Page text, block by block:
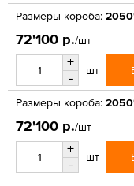
Размеры короба:
72'100 р./шт
+
-
шт
Размеры короба:
72'100 р./шт
+
-
шт